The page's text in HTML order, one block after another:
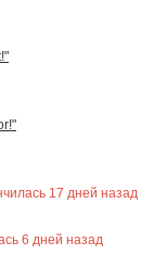
17 дней назад
6 дней назад